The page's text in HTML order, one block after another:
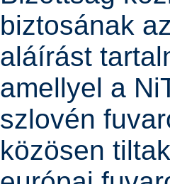
biztosának
aláírást
amellyel a
szlovén
közösen